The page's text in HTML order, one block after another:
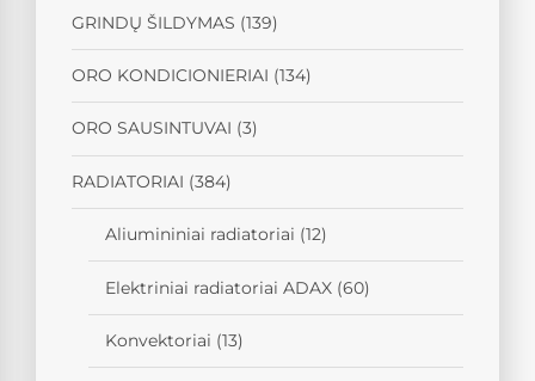
GRINDŲ ŠILDYMAS (139)
ORO KONDICIONIERIAI (134)
ORO SAUSINTUVAI (3)
RADIATORIAI (384)
Aliumininiai radiatoriai (12)
Elektriniai radiatoriai ADAX (60)
Konvektoriai (13)